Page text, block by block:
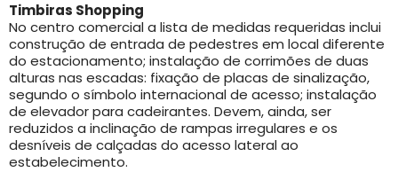
Timbiras Shopping
No centro comercial a lista de medidas requeridas inclui
construção de entrada de pedestres em local diferente
do estacionamento; instalação de corrimões de duas
alturas nas escadas: fixação de placas de sinalização,
segundo o símbolo internacional de acesso; instalação
de elevador para cadeirantes. Devem, ainda, ser
reduzidos a inclinação de rampas irregulares e os
desníveis de calçadas do acesso lateral ao
estabelecimento.